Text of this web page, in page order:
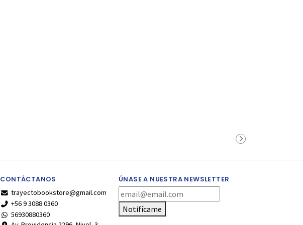
CONTÁCTANOS
trayectobookstore@gmail.com
+56 9 3088 0360
56930880360
ÚNASE A NUESTRA NEWSLETTER
Notifícame